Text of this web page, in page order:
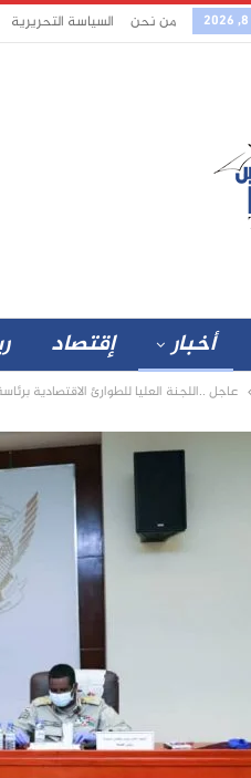
من نحن السياسة التحريرية
أخبار إقتصاد
عاجل ..اللجنة العليا للطوارئ الاقتصادية